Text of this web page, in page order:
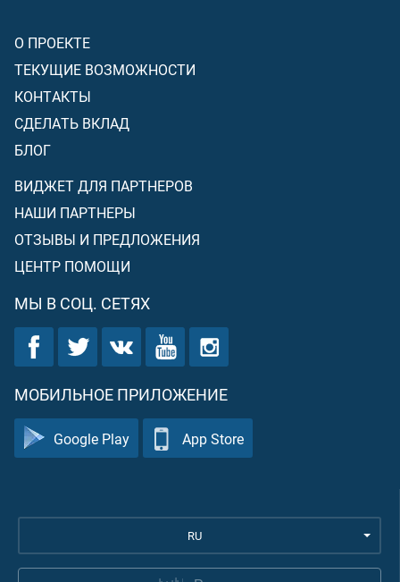
О ПРОЕКТЕ
ТЕКУЩИЕ ВОЗМОЖНОСТИ
КОНТАКТЫ
СДЕЛАТЬ ВКЛАД
БЛОГ
ВИДЖЕТ ДЛЯ ПАРТНЕРОВ
НАШИ ПАРТНЕРЫ
ОТЗЫВЫ И ПРЕДЛОЖЕНИЯ
ЦЕНТР ПОМОЩИ
МЫ В СОЦ. СЕТЯХ
МОБИЛЬНОЕ ПРИЛОЖЕНИЕ
Google Play App Store
RU